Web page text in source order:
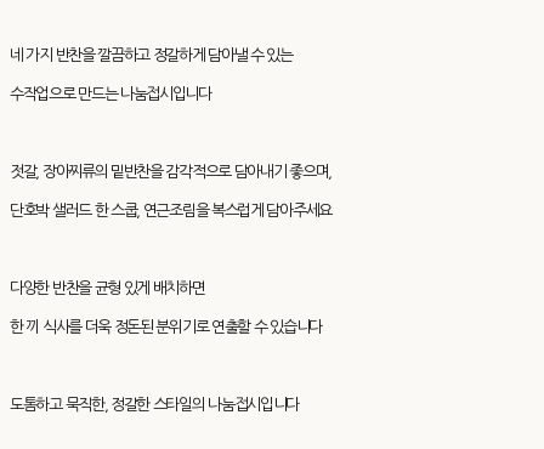
네 가지 반찬을 깔끔하고 정갈하게 담아낼 수 있는
수작업으로 만드는 나눔접시입니다
젓갈, 장아찌류의 밑반찬을 감각적으로 담아내기 좋으며,
단호박 샐러드 한 스쿱, 연근조림을 복스럽게 담아주세요
다양한 반찬을 균형 있게 배치하면
한 끼 식사를 더욱 정돈된 분위기로 연출할 수 있습니다
도톰하고 묵직한, 정갈한 스타일의 나눔접시입니다